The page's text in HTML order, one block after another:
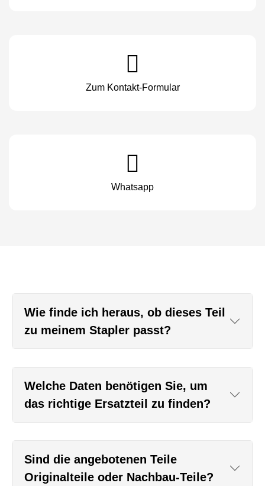
Zum Kontakt-Formular
Whatsapp
Wie finde ich heraus, ob dieses Teil
zu meinem Stapler passt?
Welche Daten benötigen Sie, um
das richtige Ersatzteil zu finden?
Sind die angebotenen Teile
Originalteile oder Nachbau-Teile?